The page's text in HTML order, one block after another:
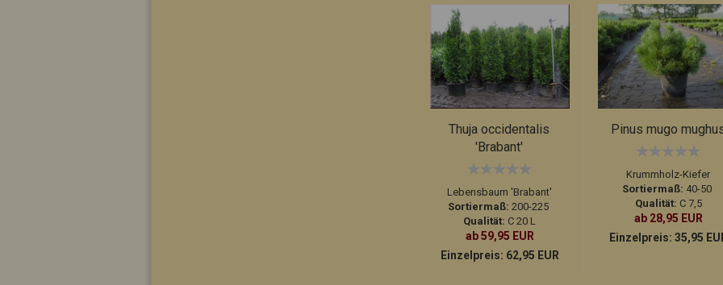
Thuja occidentalis
'Brabant'
Lebensbaum 'Brabant'
Sortiermaß: 200-225
Qualität: C 20 L
ab 59,95 EUR
Einzelpreis: 62,95 EUR
Pinus mugo
Krummholz-Kiefer
Sortiermaß: 40-50
Qualität: C 7,5
ab 28,95 EUR
Einzelpreis: 35,95